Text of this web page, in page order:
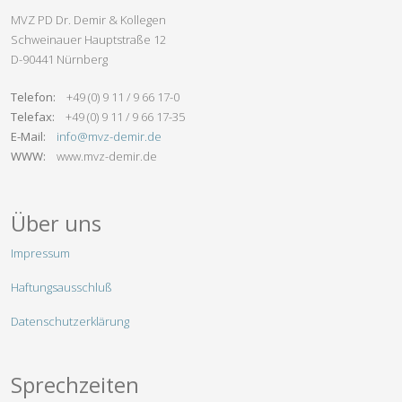
MVZ PD Dr. Demir & Kollegen
Schweinauer Hauptstraße 12
D-90441 Nürnberg
Telefon: +49 (0) 9 11 / 9 66 17-0
Telefax: +49 (0) 9 11 / 9 66 17-35
E-Mail:
info@mvz-demir.de
WWW: www.mvz-demir.de
Über uns
Impressum
Haftungsausschluß
Datenschutzerklärung
Sprechzeiten